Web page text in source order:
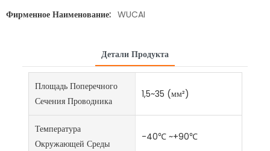
Фирменное Наименование: WUCAI
Детали Продукта
Площадь Поперечного
Сечения Проводника
1,5~35 (мм²)
Температура
Окружающей Среды
-40℃ ~+90℃